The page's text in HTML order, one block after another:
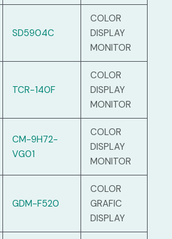
SD5904C
COLOR
DISPLAY
MONITOR
TCR-140F
COLOR
DISPLAY
MONITOR
CM-9H72-
VG01
COLOR
DISPLAY
MONITOR
GDM-F520
COLOR
GRAFIC
DISPLAY